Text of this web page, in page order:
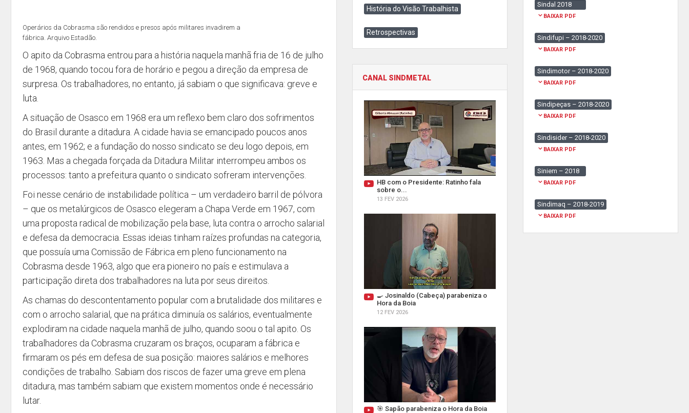
Operários da Cobrasma são rendidos e presos após militares invadirem a
fábrica. Arquivo Estadão.
O apito da Cobrasma entrou para a história naquela manhã fria de 16 de julho
de 1968, quando tocou fora de horário e pegou a direção da empresa de
surpresa. Os trabalhadores, no entanto, já sabiam o que significava: greve e
luta.
A situação de Osasco em 1968 era um reflexo bem claro dos sofrimentos
do Brasil durante a ditadura. A cidade havia se emancipado poucos anos
antes, em 1962; e a fundação do nosso sindicato se deu logo depois, em
1963. Mas a chegada forçada da Ditadura Militar interrompeu ambos os
processos: tanto a prefeitura quanto o sindicato sofreram intervenções.
Foi nesse cenário de instabilidade política – um verdadeiro barril de pólvora
– que os metalúrgicos de Osasco elegeram a Chapa Verde em 1967, com
uma proposta radical de mobilização pela base, luta contra o arrocho salarial
e defesa da democracia. Essas ideias tinham raízes profundas na categoria,
que possuía uma Comissão de Fábrica em pleno funcionamento na
Cobrasma desde 1963, algo que era pioneiro no país e estimulava a
participação direta dos trabalhadores na luta por seus direitos.
As chamas do descontentamento popular com a brutalidade dos militares e
com o arrocho salarial, que na prática diminuía os salários, eventualmente
explodiram na cidade naquela manhã de julho, quando soou o tal apito. Os
trabalhadores da Cobrasma cruzaram os braços, ocuparam a fábrica e
firmaram os pés em defesa de sua posição: maiores salários e melhores
condições de trabalho. Sabiam dos riscos de fazer uma greve em plena
ditadura, mas também sabiam que existem momentos onde é necessário
lutar.
História do Visão Trabalhista
Retrospectivas
CANAL SINDMETAL
HB com o Presidente: Ratinho fala
sobre o...
13 FEV 2026
🍳 Josinaldo (Cabeça) parabeniza o
Hora da Boia
12 FEV 2026
🎯 Sapão parabeniza o Hora da Boia
Sindal 2018
BAIXAR PDF
Sindifupi – 2018-2020
BAIXAR PDF
Sindimotor – 2018-2020
BAIXAR PDF
Sindipeças – 2018-2020
BAIXAR PDF
Sindisider – 2018-2020
BAIXAR PDF
Siniem – 2018
BAIXAR PDF
Sindimaq – 2018-2019
BAIXAR PDF